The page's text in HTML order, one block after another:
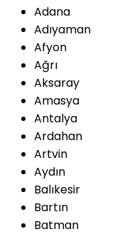
Adana
Adıyaman
Afyon
Ağrı
Aksaray
Amasya
Antalya
Ardahan
Artvin
Aydın
Balıkesir
Bartın
Batman